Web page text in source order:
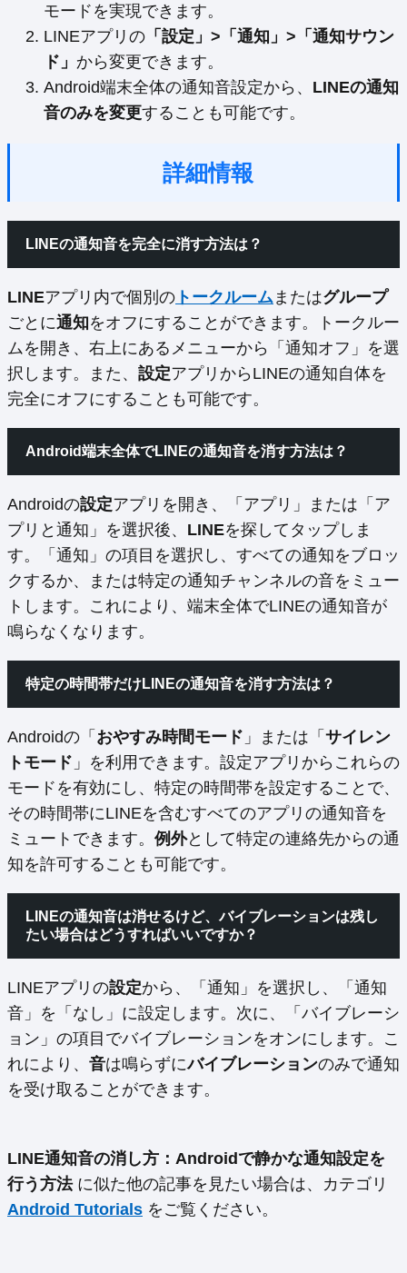
モードを実現できます。
LINEアプリの 「設定」>「通知」>「通知サウン
ド」 から変更できます。
Android端末全体の通知音設定から、 LINEの通知
音のみを変更することも可能です。
詳細情報
LINEの通知音を完全に消す方法は？
LINEアプリ内で個別の トークルームまたはグループ
ごとに通知をオフにすることができます。トークルー
ムを開き、右上にあるメニューから「通知オフ」を選
択します。また、 設定アプリからLINEの通知自体を
完全にオフにすることも可能です。
Android端末全体でLINEの通知音を消す方法は？
Androidの設定アプリを開き、「アプリ」または「ア
プリと通知」を選択後、 LINEを探してタップしま
す。「通知」の項目を選択し、すべての通知をブロッ
クするか、または特定の通知チャンネルの音をミュー
トします。これにより、端末全体でLINEの通知音が
鳴らなくなります。
特定の時間帯だけLINEの通知音を消す方法は？
Androidの「 おやすみ時間モード 」または「 サイレン
トモード 」を利用できます。設定アプリからこれらの
モードを有効にし、特定の時間帯を設定することで、
その時間帯にLINEを含むすべてのアプリの通知音を
ミュートできます。 例外として特定の連絡先からの通
知を許可することも可能です。
LINEの通知音は消せるけど、バイブレーションは残し
たい場合はどうすればいいですか？
LINEアプリの設定から、「通知」を選択し、「通知
音」を「なし」に設定します。次に、「バイブレーシ
ョン」の項目でバイブレーションをオンにします。こ
れにより、 音は鳴らずにバイブレーションのみで通知
を受け取ることができます。
LINE通知音の消し方：Androidで静かな通知設定を
行う方法に似た他の記事を見たい場合は、カテゴリ
Android Tutorials をご覧ください。